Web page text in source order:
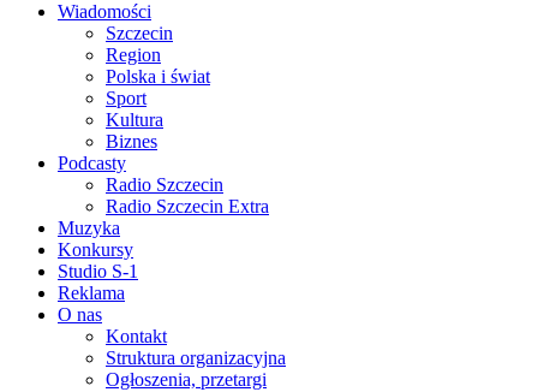
Wiadomości
Szczecin
Region
Polska i świat
Sport
Kultura
Biznes
Podcasty
Radio Szczecin
Radio Szczecin Extra
Muzyka
Konkursy
Studio S-1
Reklama
O nas
Kontakt
Struktura organizacyjna
Ogłoszenia, przetargi